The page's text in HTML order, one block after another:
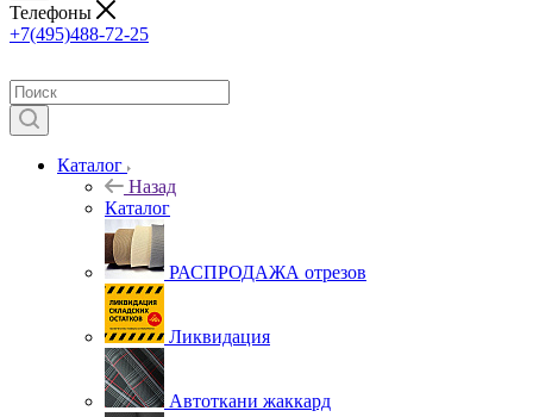
Телефоны
+7(495)488-72-25
Каталог
Назад
Каталог
РАСПРОДАЖА отрезов
Ликвидация
Автоткани жаккард